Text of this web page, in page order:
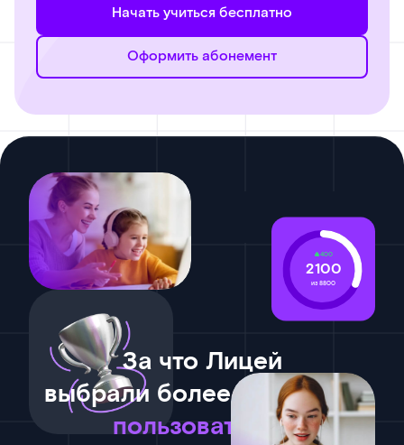
Начать учиться бесплатно
Оформить абонемент
За что Лицей
выбрали более 365 тысяч
пользователей
400
2100
из 8800